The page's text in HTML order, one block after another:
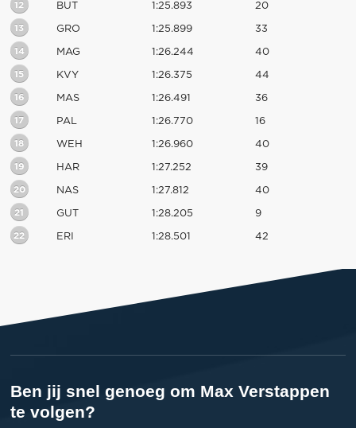
12 BUT 1:25.893 20
13 GRO 1:25.899 33
14 MAG 1:26.244 40
15 KVY 1:26.375 44
16 MAS 1:26.491 36
17 PAL 1:26.770 16
18 WEH 1:26.960 40
19 HAR 1:27.252 39
20 NAS 1:27.812 40
21 GUT 1:28.205 9
22 ERI 1:28.501 42
Ben jij snel genoeg om Max Verstappen
te volgen?